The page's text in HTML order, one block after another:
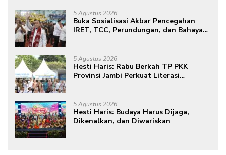
5 Agustus 2026
Buka Sosialisasi Akbar Pencegahan
IRET, TCC, Perundungan, dan Bahaya
masa depan sudah ada di tangan”
5 Agustus 2026
Hesti Haris: Rabu Berkah TP PKK
Provinsi Jambi Perkuat Literasi
5 Agustus 2026
Hesti Haris: Budaya Harus Dijaga,
Dikenalkan, dan Diwariskan